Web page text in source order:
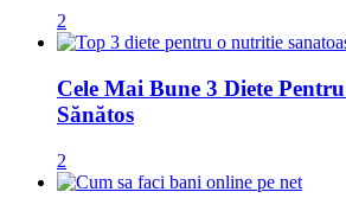
2
Cele Mai Bune 3 Diete
Sănătos
2